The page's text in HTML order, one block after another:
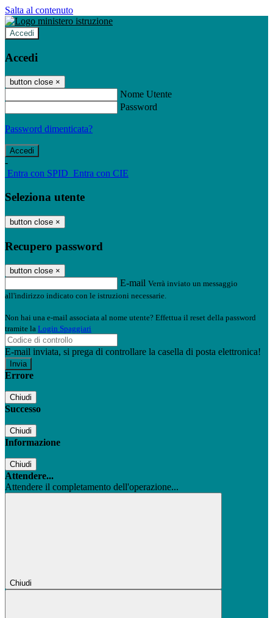
Salta al contenuto
Accedi
Accedi
button close ×
Nome Utente
Password
Password dimenticata?
-
Entra con SPID Entra con CIE
Seleziona utente
button close ×
Recupero password
button close ×
E-mail Verrà inviato un messaggio
all'indirizzo indicato con le istruzioni necessarie.
Non hai una e-mail associata al nome utente? Effettua il reset della password
tramite la Login Spaggiari
E-mail inviata, si prega di controllare la casella di posta elettronica!
Errore
Chiudi
Successo
Chiudi
Informazione
Chiudi
Attendere...
Attendere il completamento dell'operazione...
Chiudi